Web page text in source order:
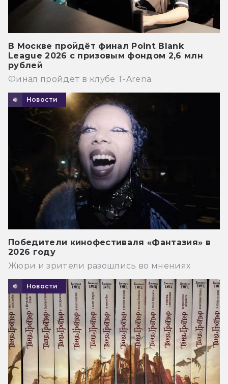
В Москве пройдёт финал Point Blank
League 2026 с призовым фондом 2,6 млн
рублей
Финал пройдёт в клубе T-Arena.
Новости
Победители кинофестиваля «Фантазия» в
2026 году
Жюри и зрители разошлись во мнениях
Новости